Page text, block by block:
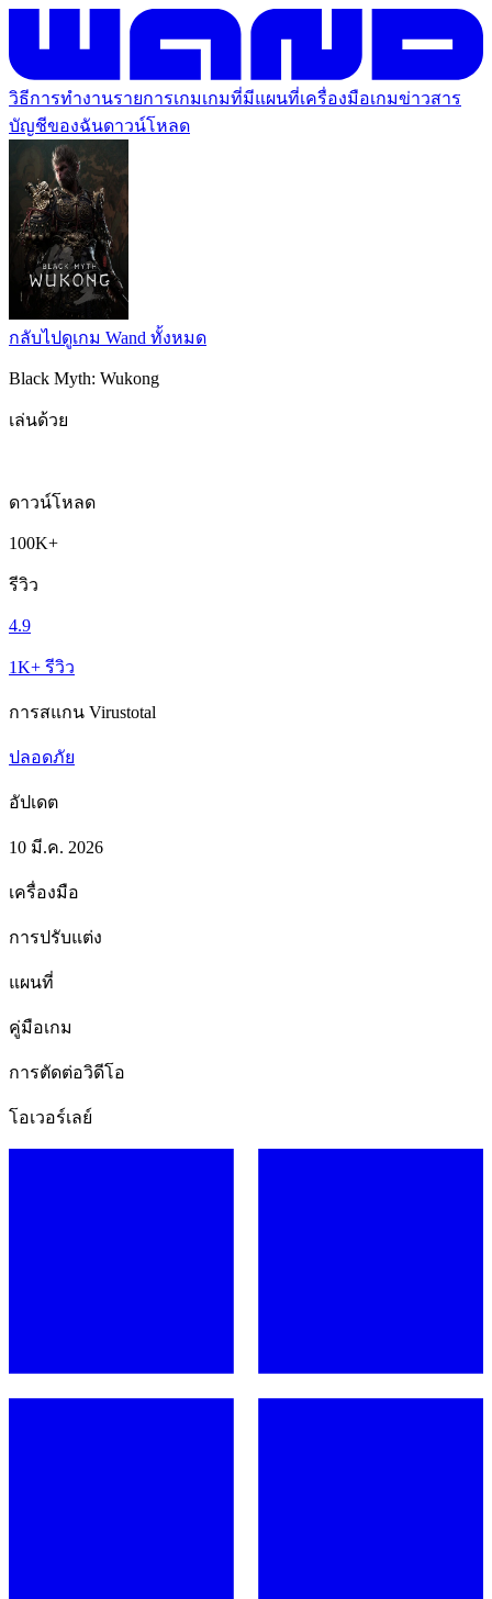
วิธีการทำงานรายการเกมเกมที่มีแผนที่เครื่องมือเกมข่าวสาร
บัญชีของฉันดาวน์โหลด
กลับไปดูเกม Wand ทั้งหมด
Black Myth: Wukong
เล่นด้วย
ดาวน์โหลด
100K+
รีวิว
4.9
1K+ รีวิว
การสแกน Virustotal
ปลอดภัย
อัปเดต
10 มี.ค. 2026
เครื่องมือ
การปรับแต่ง
แผนที่
คู่มือเกม
การตัดต่อวิดีโอ
โอเวอร์เลย์